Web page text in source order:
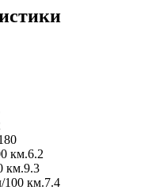
км.6.2
км.9.3
100 км.7.4